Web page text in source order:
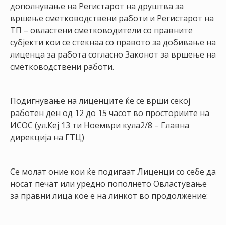
НАСТАНИ
КОНТАКТ
НАЈАВА
АЖУРИРАЈ
ПОДАТОЦИ
дополнување на Регистарот на друштва за
вршење сметководствени работи и Регистарот на
ТП – овластени сметководители со правните
субјекти кои се стекнаа со правото за добивање на
лиценца за работа согласно Законот за вршење на
сметководствени работи.
Подигнување на лиценците ќе се врши секој
работен ден од 12 до 15 часот во просториите на
ИСОС (ул.Кеј 13 ти Ноември кула2/8 – Главна
дирекција на ГТЦ)
Се молат оние кои ќе подигаат Лиценци со себе да
носат печат или уредно пополнето Овластување
за правни лица кое е на линкот во продолжение: